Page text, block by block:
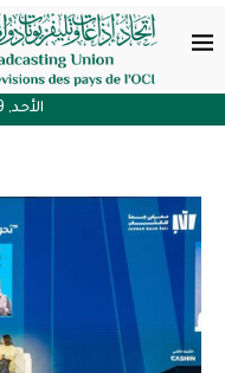
الأحد, 9 أغسطس , 2026